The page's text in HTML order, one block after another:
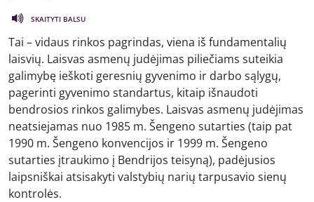
SKAITYTI BALSU
Tai – vidaus rinkos pagrindas, viena iš fundamentalių
laisvių. Laisvas asmenų judėjimas piliečiams suteikia
galimybę ieškoti geresnių gyvenimo ir darbo sąlygų,
pagerinti gyvenimo standartus, kitaip išnaudoti
bendrosios rinkos galimybes. Laisvas asmenų judėjimas
neatsiejamas nuo 1985 m. Šengeno sutarties (taip pat
1990 m. Šengeno konvencijos ir 1999 m. Šengeno
sutarties įtraukimo į Bendrijos teisyną), padėjusios
laipsniškai atsisakyti valstybių narių tarpusavio sienų
kontrolės.